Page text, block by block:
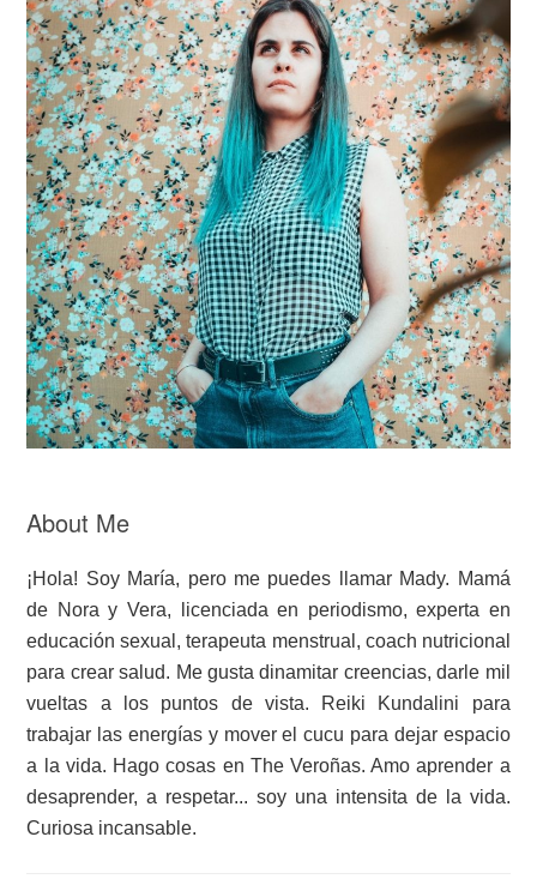
About Me
¡Hola! Soy María, pero me puedes llamar Mady. Mamá
de Nora y Vera, licenciada en periodismo, experta en
educación sexual, terapeuta menstrual, coach nutricional
para crear salud. Me gusta dinamitar creencias, darle mil
vueltas a los puntos de vista. Reiki Kundalini para
trabajar las energías y mover el cucu para dejar espacio
a la vida. Hago cosas en The Veroñas. Amo aprender a
desaprender, a respetar... soy una intensita de la vida.
Curiosa incansable.